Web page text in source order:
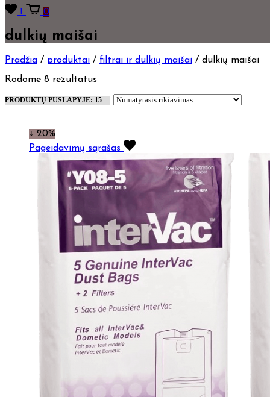
0
dulkių maišai
Pradžia / produktai / filtrai ir dulkių maišai / dulkių maišai
Rodome 8 rezultatus
↓ 20%
Pageidavimų sąrašas